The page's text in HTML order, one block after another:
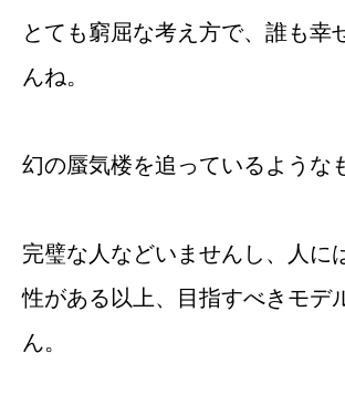
とても窮屈な考え方で、誰も幸
んね。
幻の蜃気楼を追っているような
完璧な人などいませんし、人に
性がある以上、目指すべきモデ
ん。